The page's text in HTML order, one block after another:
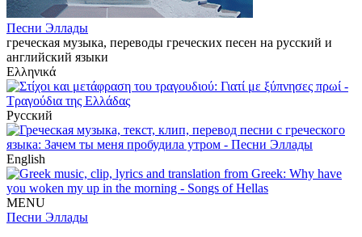
Песни Эллады
греческая музыка, переводы греческих песен на русский и
английский языки
Ελληνικά
Русский
English
MENU
Песни Эллады